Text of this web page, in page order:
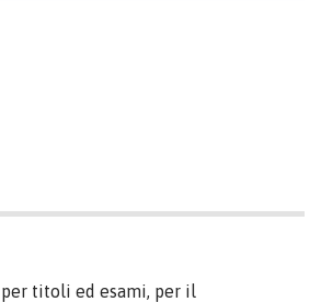
titoli ed esami, per il